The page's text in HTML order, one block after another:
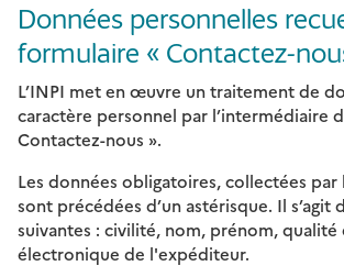
Données personnelles
formulaire « Contactez-
L’INPI met en œuvre un traitement de
caractère personnel par l’intermédiaire
Contactez-nous ».
Les données obligatoires, collectées
sont précédées d’un astérisque. Il s’agit
suivantes : civilité, nom, prénom, qualité
électronique de l'expéditeur.